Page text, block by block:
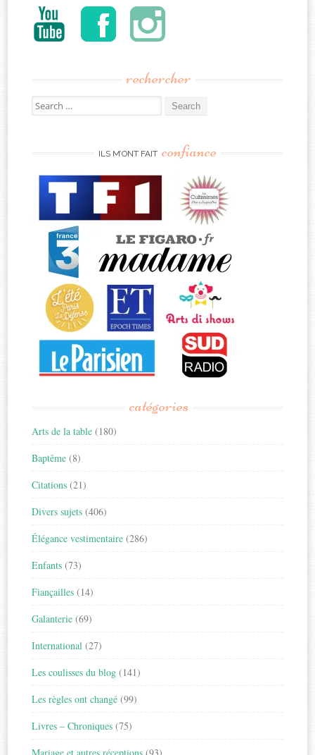
rechercher
Search
for:
ILS M’ONT FAIT confiance
catégories
Arts de la table (180)
Baptême (8)
Citations (21)
Divers sujets (406)
Élégance vestimentaire (286)
Enfants (73)
Fiançailles (14)
Galanterie (69)
International (27)
Les coulisses du blog (141)
Les règles ont changé (99)
Livres – Chroniques (75)